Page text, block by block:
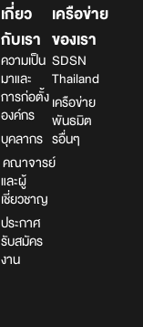
เกี่ยว
กับเรา
ความเป็น
มาและ
การก่อตั้ง
องค์กร
บุคลากร
คณาจารย์
และผู้
เชี่ยวชาญ
ประกาศ
รับสมัคร
งาน
เครือข่าย
ของเรา
SDSN
Thailand
เครือข่าย
พันธมิต
รอื่นๆ